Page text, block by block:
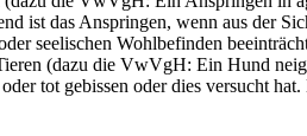
ist das Anspringen, wenn aus der
seelischen Wohlbefinden
(dazu die VwVgH: Ein Hund
tot gebissen oder dies versucht